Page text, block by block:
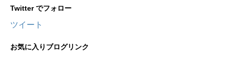
Twitter でフォロー
ツイート
お気に入りブログリンク